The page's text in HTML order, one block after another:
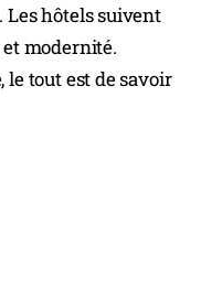
Les hôtels suivent
modernité.
le tout est de savoir